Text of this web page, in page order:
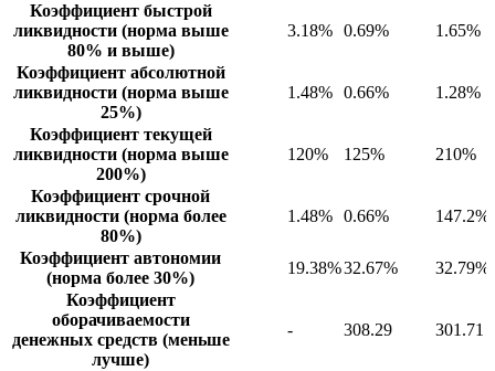
Коэффициент быстрой
ликвидности (норма выше
80% и выше)
3.18% 0.69% 1.65%
Коэффициент абсолютной
ликвидности (норма выше
25%)
1.48% 0.66% 1.28%
Коэффициент текущей
ликвидности (норма выше
200%)
120% 125% 210%
Коэффициент срочной
ликвидности (норма более
80%)
1.48% 0.66% 147.2%
Коэффициент автономии
(норма более 30%)
19.38%32.67%
32.79%
Коэффициент
оборачиваемости
денежных средств (меньше
лучше)
- 308.29 301.71